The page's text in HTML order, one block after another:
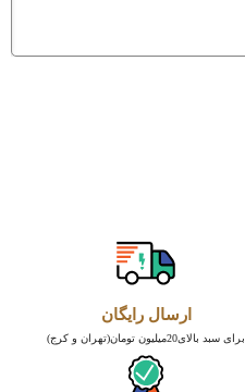
ارسال رایگان
برای سبد بالای20میلیون تومان(تهران و کرج)